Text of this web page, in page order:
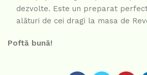
dezvolte. Este un preparat
alături de cei dragi la masa de
Poftă bună!